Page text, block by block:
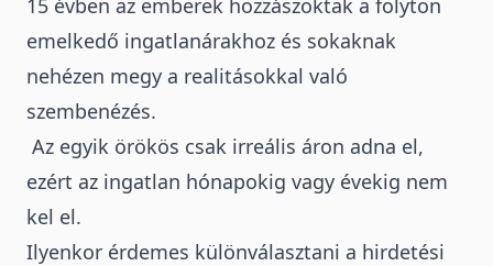
15 évben az emberek hozzászoktak a folyton
emelkedő ingatlanárakhoz és sokaknak
nehézen megy a realitásokkal való
szembenézés.
Az egyik örökös csak irreális áron adna el,
ezért az ingatlan hónapokig vagy évekig nem
kel el.
Ilyenkor érdemes különválasztani a hirdetési